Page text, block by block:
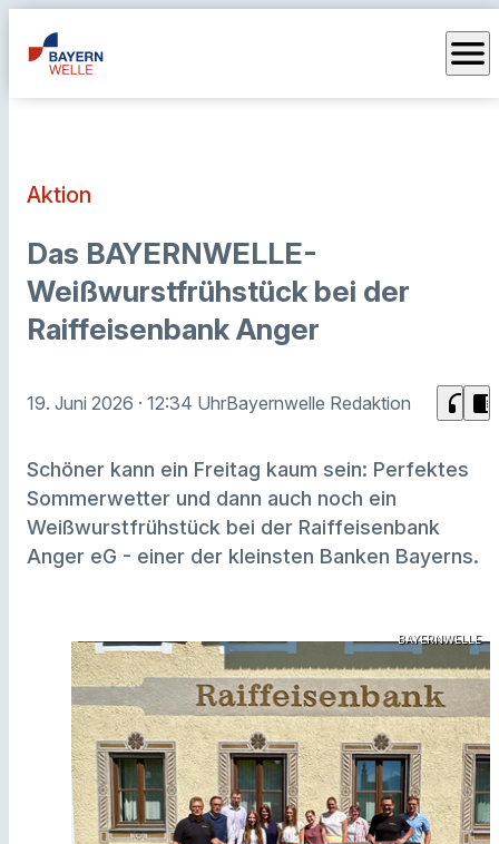
menu
Aktion
Das BAYERNWELLE-
Weißwurstfrühstück bei der
Raiffeisenbank Anger
19. Juni 2026 · 12:34 UhrBayernwelle Redaktion headphones chrome_reader_mode
Schöner kann ein Freitag kaum sein: Perfektes
Sommerwetter und dann auch noch ein
Weißwurstfrühstück bei der Raiffeisenbank
Anger eG - einer der kleinsten Banken Bayerns.
BAYERNWELLE